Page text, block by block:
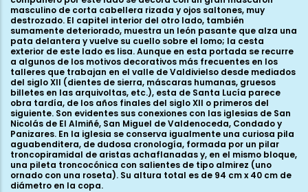
masculino de corta cabellera rizada y ojos saltones, muy
destrozado. El capitel interior del otro lado, también
sumamente deteriorado, muestra un león pasante que alza una
pata delantera y vuelve su cuello sobre el lomo; la cesta
exterior de este lado es lisa. Aunque en esta portada se recurre
a algunos de los motivos decorativos más frecuentes en los
talleres que trabajan en el valle de Valdivielso desde mediados
del siglo XII (dientes de sierra, máscaras humanas, gruesos
billetes en las arquivoltas, etc.), esta de Santa Lucía parece
obra tardía, de los años finales del siglo XII o primeros del
siguiente. Son evidentes sus conexiones con las iglesias de San
Nicolás de El Almiñé, San Miguel de Valdenoceda, Condado y
Panizares. En la iglesia se conserva igualmente una curiosa pila
aguabenditera, de dudosa cronología, formada por un pilar
troncopiramidal de aristas achaflanadas y, en el mismo bloque,
una pileta troncocónica con salientes de tipo almirez (uno
ornado con una roseta). Su altura total es de 94 cm x 40 cm de
diámetro en la copa.